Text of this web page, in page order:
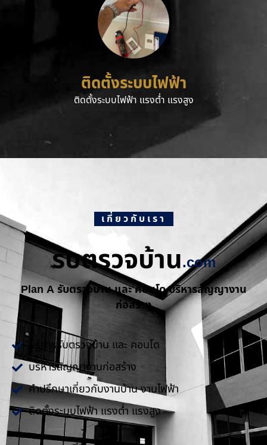
ติดตั้งระบบไฟฟ้า
ติดตั้งระบบไฟฟ้า แรงต่ำ แรงสูง
เกี่ยวกับเรา
รับตรวจบ้าน.com
Plan A รับตรวจบ้าน และ คอนโด บริหารสัญญางาน
ก่อสร้าง
บริการรับตรวจบ้าน และ คอนโด
บริหารสัญญางานก่อสร้าง
คำปรึกษาเกี่ยวกับงานบ้าน งานไฟฟ้า
ติดตั้งระบบไฟฟ้า แรงต่ำ แรงสูง